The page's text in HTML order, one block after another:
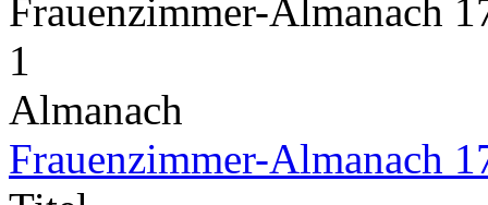
Frauenzimmer-Almanach
1
Almanach
Frauenzimmer-Almanach